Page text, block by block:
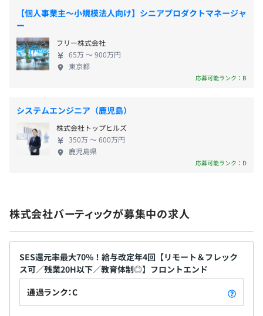
・技術トレンドなどについて、定期的に勉強会を開催しま
す。
参画プロジェクトにより、顧客から貸与されます。
ックなどあればご相談下さい。
Docker、Kubernetes
pandas
・役職手当 など
賞与：年2回（12月、6月）
※年俸に含まれるため、計画以上に利益が出た場合にのみ
昇給：年1回
※ただし、SES案件により著しく乖離した場合には四半期
各種社会保険完備（雇用保険・労災保険・健康保険・厚生
無期雇用
【個人事業主〜小規模法人向け】シニアプロダクトマネージャ
ー
フリー株式会社
65万 〜 900万円
東京都
応募可能ランク：B
システムエンジニア（鹿児島）
株式会社トップヒルズ
350万 〜 600万円
鹿児島県
応募可能ランク：D
株式会社バーティックが募集中の求人
SES還元率最大70%！給与改定年4回【リモート＆フレック
ス可／残業20H以下／教育体制◎】フロントエンド
通過ランク：C